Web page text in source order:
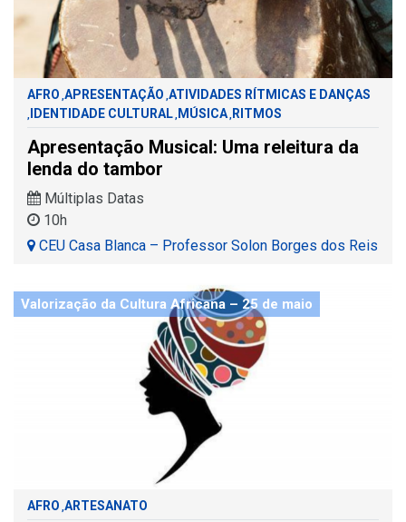
AFRO APRESENTAÇÃO ATIVIDADES RÍTMICAS E DANÇAS
IDENTIDADE CULTURAL MÚSICA RITMOS
Apresentação Musical: Uma releitura da
lenda do tambor
Múltiplas Datas
10h
CEU Casa Blanca – Professor Solon Borges dos Reis
Valorização da Cultura Africana – 25 de maio
AFRO ,ARTESANATO